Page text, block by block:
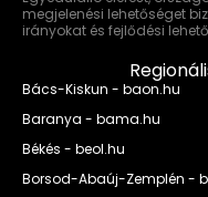
megjelenési lehetőséget
irányokat és fejlődési
Bács-Kiskun - baon.hu
Baranya - bama.hu
Békés - beol.hu
Borsod-Abaúj-Zemplén -